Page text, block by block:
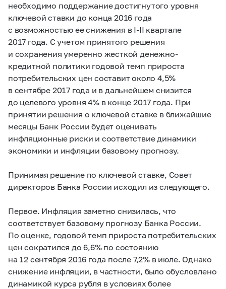
необходимо поддержание достигнутого уровня
ключевой ставки до конца 2016 года
с возможностью ее снижения в I-II квартале
2017 года. С учетом принятого решения
и сохранения умеренно жесткой денежно-
кредитной политики годовой темп прироста
потребительских цен составит около 4,5%
в сентябре 2017 года и в дальнейшем снизится
до целевого уровня 4% в конце 2017 года. При
принятии решения о ключевой ставке в ближайшие
месяцы Банк России будет оценивать
инфляционные риски и соответствие динамики
экономики и инфляции базовому прогнозу.
Принимая решение по ключевой ставке, Совет
директоров Банка России исходил из следующего.
Первое. Инфляция заметно снизилась, что
соответствует базовому прогнозу Банка России.
По оценке, годовой темп прироста потребительских
цен сократился до 6,6% по состоянию
на 12 сентября 2016 года после 7,2% в июле. Однако
снижение инфляции, в частности, было обусловлено
динамикой курса рубля в условиях более